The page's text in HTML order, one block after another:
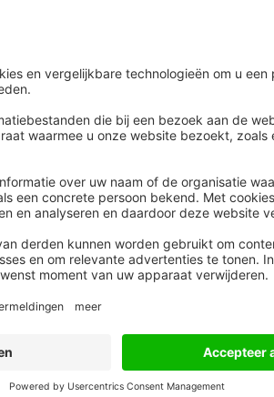
te spreken en proactief
kunnen
en gehoord voelen en zich
waarin leren makkelijker wordt.
interessant, waardevol en
integreren in hun werk en maak hier
de brandstof die ze nodig hebben om
koppelt, nodig je ze uit om
energie van krijgen.
te erkennen. We leggen als
gaat en veel minder op wat al wel
5 keer meer impact dan positieve
je al goed? Wat is je al gelukt? Wat
eigen kunnen en werk je aan het